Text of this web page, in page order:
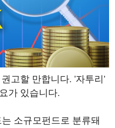
고할 만합니다. '자투리'
가 있습니다.
소규모펀드로 분류돼